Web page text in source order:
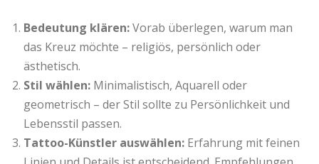
Bedeutung klären:Vorab überlegen, warum man
das Kreuz möchte – religiös, persönlich oder
ästhetisch.
Stil wählen: Minimalistisch, Aquarell oder
geometrisch – der Stil sollte zu Persönlichkeit und
Lebensstil passen.
Tattoo-Künstler auswählen: Erfahrung mit feinen